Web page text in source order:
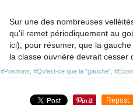
#Positions #Qu'est-ce que la "gauche"
Sur une des nombreuses
qu'il remet périodiquement au
ici), pour résumer, que la
la classe ouvrière devrait cesser
Repost